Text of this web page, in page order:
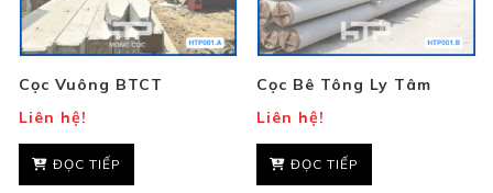
Cọc Vuông BTCT
Liên hệ!
ĐỌC TIẾP
Cọc Bê Tông Ly Tâm
Liên hệ!
ĐỌC TIẾP